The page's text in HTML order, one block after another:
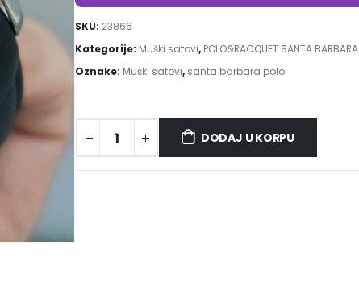
SKU: 23866
Kategorije: Muški satovi, POLO&RACQUET SANTA BARBARA
Oznake: Muški satovi, santa barbara polo
DODAJ U KORPU